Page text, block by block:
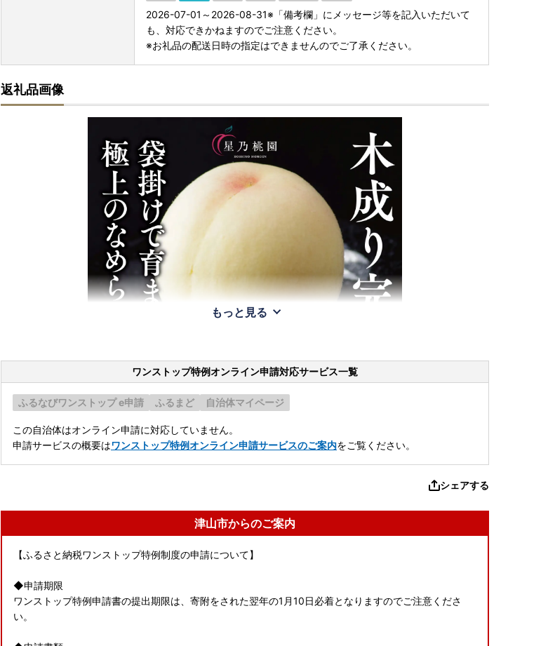
2026-07-01～2026-08-31※「備考欄」にメッセージ等を記入いただいて
も、対応できかねますのでご注意ください。
※お礼品の配送日時の指定はできませんのでご了承ください。
返礼品画像
もっと見る
ワンストップ特例オンライン申請対応サービス一覧
ふるなびワンストップ e申請 ふるまど 自治体マイページ
この自治体はオンライン申請に対応していません。
申請サービスの概要はワンストップ特例オンライン申請サービスのご案内をご覧ください。
シェアする
津山市からのご案内
【ふるさと納税ワンストップ特例制度の申請について】
◆申請期限
ワンストップ特例申請書の提出期限は、寄附をされた翌年の1月10日必着となりますのでご注意くださ
い。